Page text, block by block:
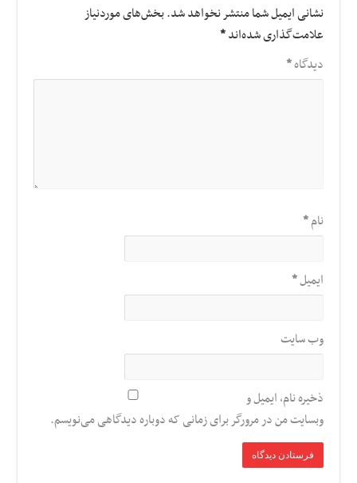
نشانی ایمیل شما منتشر نخواهد شد.بخش‌های موردنیاز
علامت‌گذاری شده‌اند*
دیدگاه*
نام*
ایمیل*
وب‌ سایت
ذخیره نام، ایمیل و
وبسایت من در مرورگر برای زمانی که دوباره دیدگاهی می‌نویسم.